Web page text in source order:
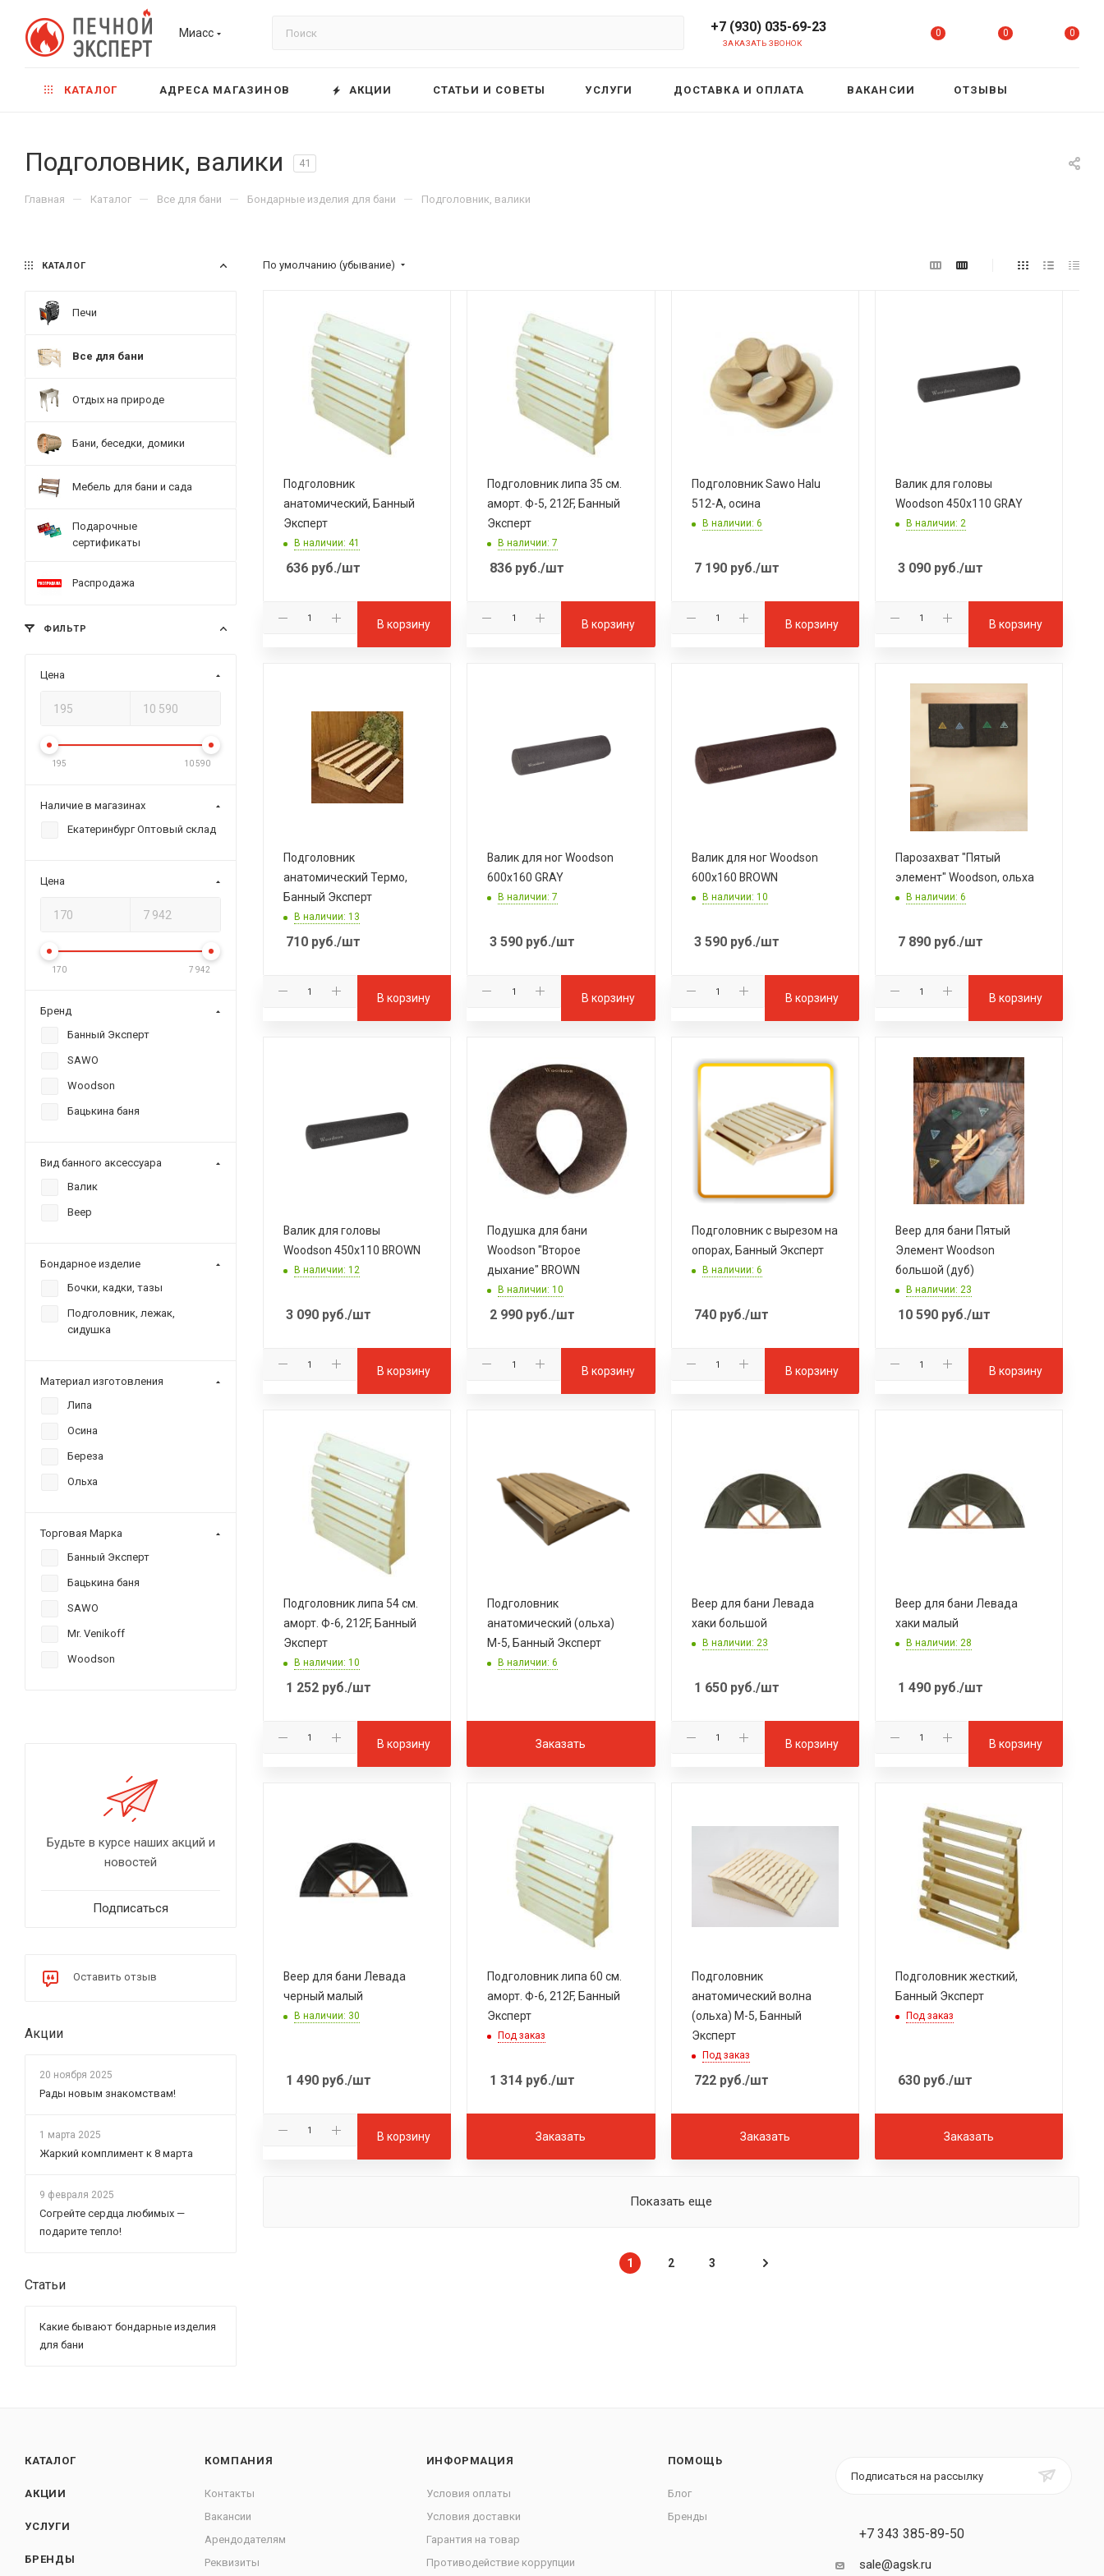
Миасс +7 (930) 035-69-23
ЗАКАЗАТЬ ЗВОНОК
0 0 0
КАТАЛОГ АДРЕСА МАГАЗИНОВ АКЦИИ СТАТЬИ И СОВЕТЫ УСЛУГИ ДОСТАВКА И ОПЛАТА ВАКАНСИИ ОТЗЫВЫ
Подголовник, валики 41
Главная — Каталог — Все для бани — Бондарные изделия для бани — Подголовник, валики
По умолчанию (убывание)
Подголовник
анатомический, Банный
Эксперт
В наличии: 41
636 руб./шт
В корзину
Подголовник липа 35 см.
аморт. Ф-5, 212F, Банный
Эксперт
В наличии: 7
836 руб./шт
В корзину
Подголовник Sawo Halu
512-A, осина
В наличии: 6
7 190руб./шт
В корзину
Валик для головы
Woodson 450x110 GRAY
В наличии: 2
3 090руб./шт
В корзину
Подголовник
анатомический Термо,
Банный Эксперт
В наличии: 13
710 руб./шт
В корзину
Валик для ног Woodson
600x160 GRAY
В наличии: 7
3 590 руб./шт
В корзину
Валик для ног Woodson
600x160 BROWN
В наличии: 10
3 590руб./шт
В корзину
Парозахват "Пятый
элемент" Woodson, ольха
В наличии: 6
7 890руб./шт
В корзину
Валик для головы
Woodson 450x110 BROWN
В наличии: 12
3 090 руб./шт
В корзину
Подушка для бани
Woodson "Второе
дыхание" BROWN
В наличии: 10
2 990 руб./шт
В корзину
Подголовник с вырезом на
опорах, Банный Эксперт
В наличии: 6
740руб./шт
В корзину
Веер для бани Пятый
Элемент Woodson
большой (дуб)
В наличии: 23
10 590руб./шт
В корзину
Подголовник липа 54 см.
аморт. Ф-6, 212F, Банный
Эксперт
В наличии: 10
1 252 руб./шт
В корзину
Подголовник
анатомический (ольха)
М-5, Банный Эксперт
В наличии: 6
Заказать
Веер для бани Левада
хаки большой
В наличии: 23
1 650руб./шт
В корзину
Веер для бани Левада
хаки малый
В наличии: 28
1 490руб./шт
В корзину
Веер для бани Левада
черный малый
В наличии: 30
1 490 руб./шт
В корзину
Подголовник липа 60 см.
аморт. Ф-6, 212F, Банный
Эксперт
Под заказ
1 314 руб./шт
Заказать
Подголовник
анатомический волна
(ольха) М-5, Банный
Эксперт
Под заказ
722руб./шт
Заказать
Подголовник жесткий,
Банный Эксперт
Под заказ
630руб./шт
Заказать
Показать еще
1 2 3
КАТАЛОГ
Печи
Все для бани
Отдых на природе
Бани, беседки, домики
Мебель для бани и сада
Подарочные
сертификаты
Распродажа
ФИЛЬТР
Цена
195 10 590
Наличие в магазинах
Екатеринбург Оптовый склад
Цена
170 7 942
Бренд
Банный Эксперт
SAWO
Woodson
Бацькина баня
Вид банного аксессуара
Валик
Веер
Бондарное изделие
Бочки, кадки, тазы
Подголовник, лежак,
сидушка
Материал изготовления
Липа
Осина
Береза
Ольха
Торговая Марка
Банный Эксперт
Бацькина баня
SAWO
Mr. Venikoff
Woodson
Будьте в курсе наших акций и
новостей
Подписаться
Оставить отзыв
Акции
20 ноября 2025
Рады новым знакомствам!
1 марта 2025
Жаркий комплимент к 8 марта
9 февраля 2025
Согрейте сердца любимых —
подарите тепло!
Статьи
Какие бывают бондарные изделия
для бани
КАТАЛОГ
АКЦИИ
УСЛУГИ
БРЕНДЫ
КОМПАНИЯ
Контакты
Вакансии
Арендодателям
Реквизиты
ИНФОРМАЦИЯ
Условия оплаты
Условия доставки
Гарантия на товар
Противодействие коррупции
ПОМОЩЬ
Блог
Бренды
Подписаться на рассылку
+7 343 385-89-50
sale@agsk.ru